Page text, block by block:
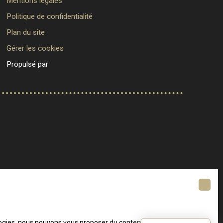
Politique de confidentialité
Plan du site
Gérer les cookies
Propulsé par